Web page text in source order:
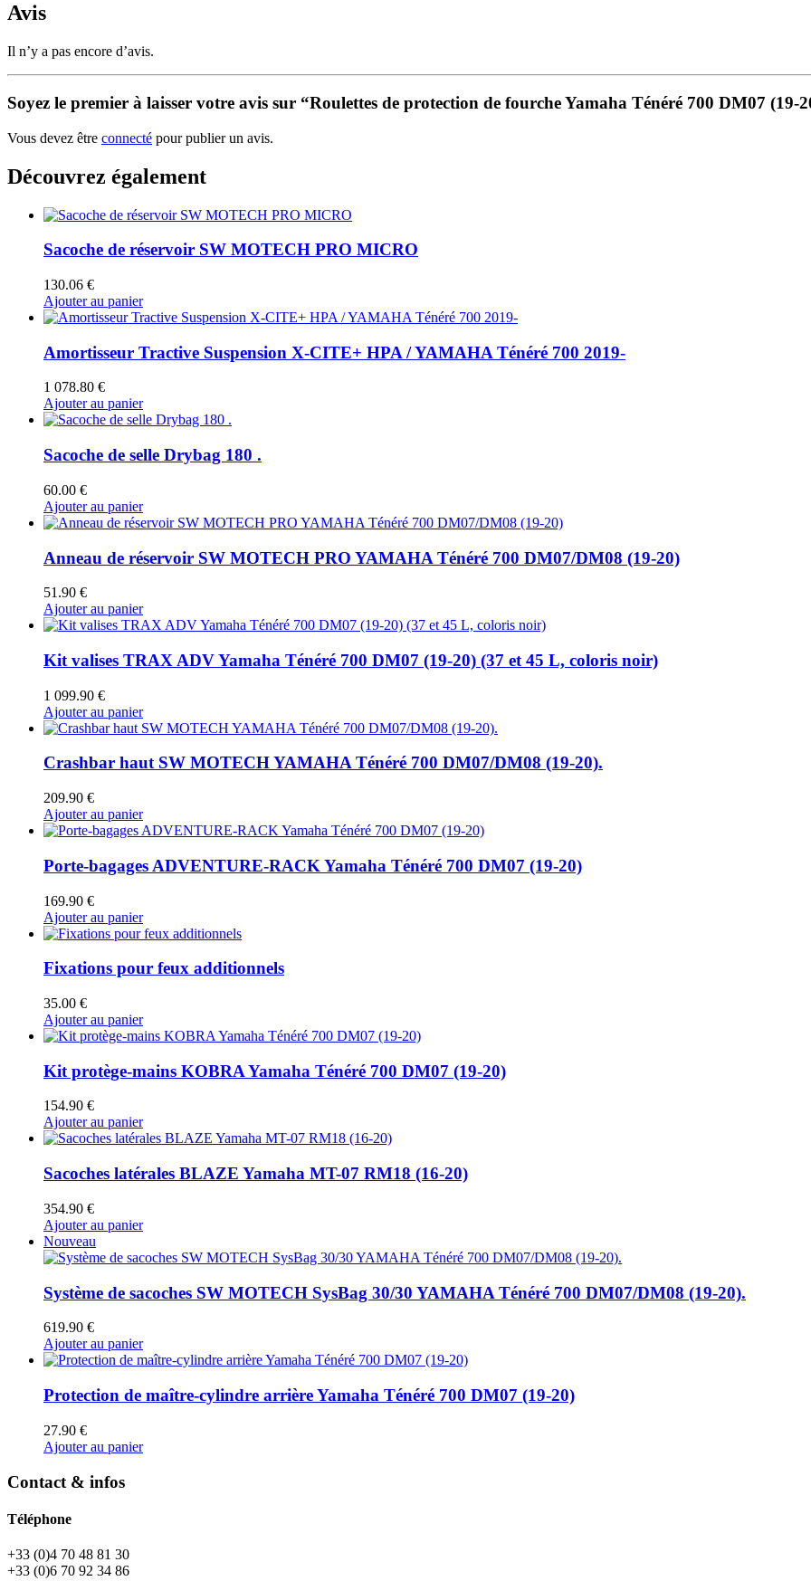
Avis
Il n’y a pas encore d’avis.
Soyez le premier à laisser votre avis sur “Roulettes de protection de fourche Yamaha Ténéré 700 DM07 (19-
Vous devez être connecté pour publier un avis.
Découvrez également
Sacoche de réservoir SW MOTECH PRO MICRO
130.06 €
Ajouter au panier
Amortisseur Tractive Suspension X-CITE+ HPA / YAMAHA Ténéré 700 2019-
1 078.80 €
Ajouter au panier
Sacoche de selle Drybag 180 .
60.00 €
Ajouter au panier
Anneau de réservoir SW MOTECH PRO YAMAHA Ténéré 700 DM07/DM08 (19-20)
51.90 €
Ajouter au panier
Kit valises TRAX ADV Yamaha Ténéré 700 DM07 (19-20) (37 et 45 L, coloris noir)
1 099.90 €
Ajouter au panier
Crashbar haut SW MOTECH YAMAHA Ténéré 700 DM07/DM08 (19-20).
209.90 €
Ajouter au panier
Porte-bagages ADVENTURE-RACK Yamaha Ténéré 700 DM07 (19-20)
169.90 €
Ajouter au panier
Fixations pour feux additionnels
35.00 €
Ajouter au panier
Kit protège-mains KOBRA Yamaha Ténéré 700 DM07 (19-20)
154.90 €
Ajouter au panier
Sacoches latérales BLAZE Yamaha MT-07 RM18 (16-20)
354.90 €
Ajouter au panier
Nouveau
Système de sacoches SW MOTECH SysBag 30/30 YAMAHA Ténéré 700 DM07/DM08 (19-20).
619.90 €
Ajouter au panier
Protection de maître-cylindre arrière Yamaha Ténéré 700 DM07 (19-20)
27.90 €
Ajouter au panier
Contact & infos
Téléphone
+33 (0)4 70 48 81 30
+33 (0)6 70 92 34 86